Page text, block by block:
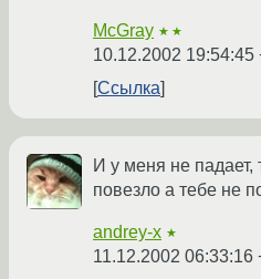
McGray ★★
10.12.2002 19:54:45
Ссылка
И у меня не падает,
повезло а тебе не
andrey-x ★
11.12.2002 06:33:16